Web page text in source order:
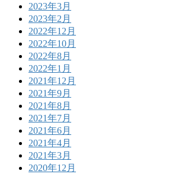
2023年3月
2023年2月
2022年12月
2022年10月
2022年8月
2022年1月
2021年12月
2021年9月
2021年8月
2021年7月
2021年6月
2021年4月
2021年3月
2020年12月